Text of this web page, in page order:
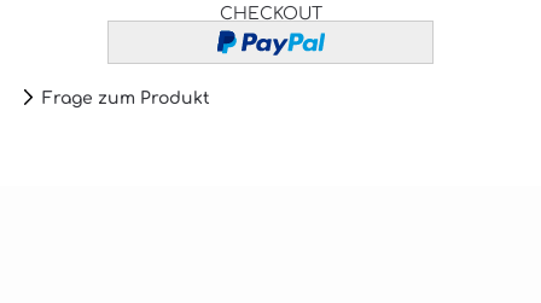
CHECKOUT
Frage zum Produkt